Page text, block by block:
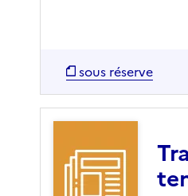
sous réserve